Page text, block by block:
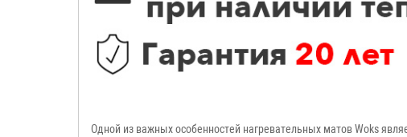
Одной из важных особенностей нагревательных матов Woks